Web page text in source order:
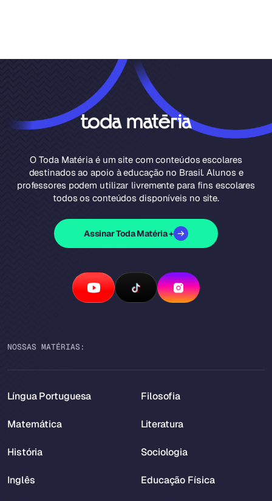
O Toda Matéria é um site com conteúdos escolares
destinados ao apoio à educação no Brasil. Alunos e
professores podem utilizar livremente para fins escolares
todos os conteúdos disponíveis no site.
Assinar Toda Matéria +
NOSSAS MATÉRIAS:
Língua Portuguesa
Matemática
História
Inglês
Filosofia
Literatura
Sociologia
Educação Física